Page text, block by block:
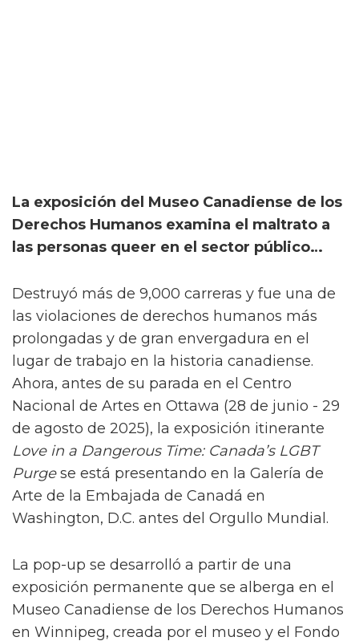
La exposición del Museo Canadiense de los
Derechos Humanos examina el maltrato a
las personas queer en el sector público…
Destruyó más de 9,000 carreras y fue una de
las violaciones de derechos humanos más
prolongadas y de gran envergadura en el
lugar de trabajo en la historia canadiense.
Ahora, antes de su parada en el Centro
Nacional de Artes en Ottawa (28 de junio - 29
de agosto de 2025), la exposición itinerante
Love in a Dangerous Time: Canada’s LGBT
Purgese está presentando en la Galería de
Arte de la Embajada de Canadá en
Washington, D.C. antes del Orgullo Mundial.
La pop-up se desarrolló a partir de una
exposición permanente que se alberga en el
Museo Canadiense de los Derechos Humanos
en Winnipeg, creada por el museo y el Fondo